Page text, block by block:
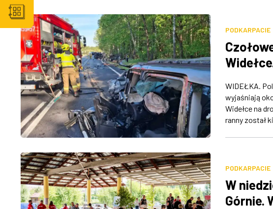
PODKARPACIE
WIDEŁKA.
wyjaśniają
Widełce na
ranny został
PODKARPACIE
W
Górnie.